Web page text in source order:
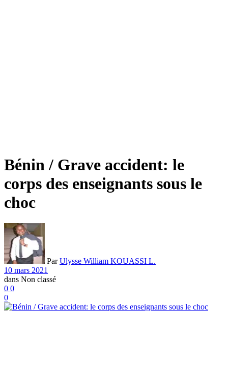
Bénin / Grave accident: le
corps des enseignants sous le
choc
Par Ulysse William KOUASSI L.
10 mars 2021
dans Non classé
0 0
0